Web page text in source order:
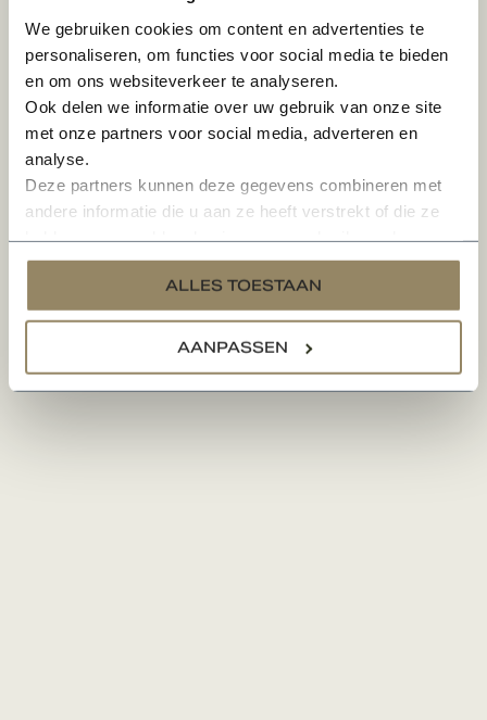
We gebruiken cookies om content en advertenties te
personaliseren, om functies voor social media te bieden
en om ons websiteverkeer te analyseren.
Ook delen we informatie over uw gebruik van onze site
met onze partners voor social media, adverteren en
analyse.
Deze partners kunnen deze gegevens combineren met
andere informatie die u aan ze heeft verstrekt of die ze
services.
ALLES TOESTAAN
AANPASSEN